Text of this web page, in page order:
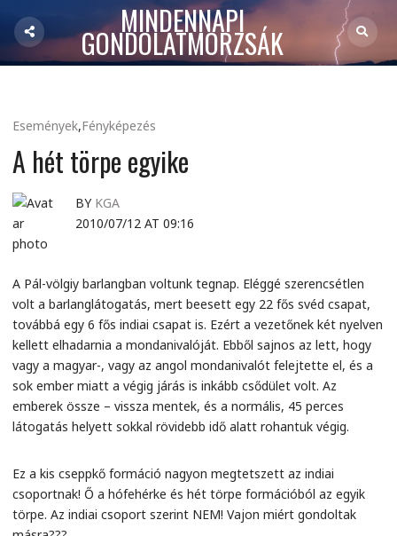
MINDENNAPI
GONDOLATMORZSÁK
Események,Fényképezés
A hét törpe egyike
BY KGA
2010/07/12 AT 09:16
A Pál-völgiy barlangban voltunk tegnap. Eléggé szerencsétlen
volt a barlanglátogatás, mert beesett egy 22 fős svéd csapat,
továbbá egy 6 fős indiai csapat is. Ezért a vezetőnek két nyelven
kellett elhadarnia a mondanivalóját. Ebből sajnos az lett, hogy
vagy a magyar-, vagy az angol mondanivalót felejtette el, és a
sok ember miatt a végig járás is inkább csődület volt. Az
emberek össze – vissza mentek, és a normális, 45 perces
látogatás helyett sokkal rövidebb idő alatt rohantuk végig.
Ez a kis cseppkő formáció nagyon megtetszett az indiai
csoportnak! Ő a hófehérke és hét törpe formációból az egyik
törpe. Az indiai csoport szerint NEM! Vajon miért gondoltak